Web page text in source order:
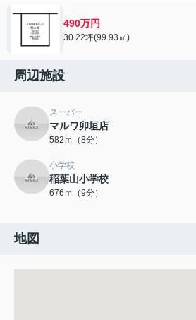
490万円
30.22坪(99.93㎡)
周辺施設
スーパー
マルワ卯垣店
582ｍ（8分）
小学校
稲葉山小学校
676ｍ（9分）
地図